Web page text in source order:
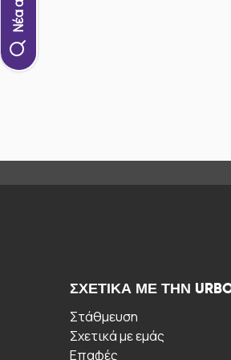
ΣΧΕΤΙΚΆ ΜΕ ΤΗΝ
Στάθμευση
Σχετικά με εμάς
Επαφές